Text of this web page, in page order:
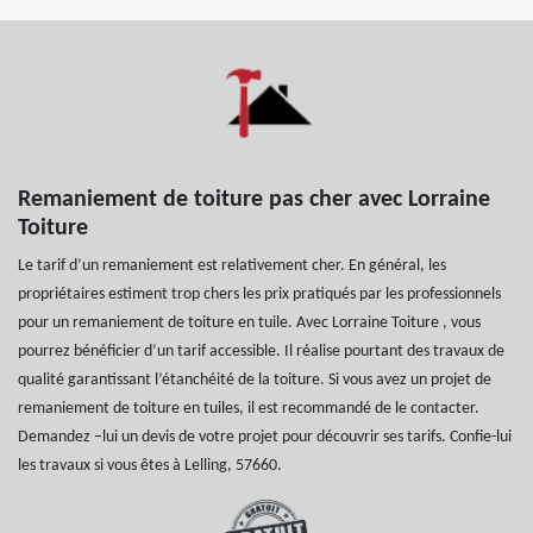
Remaniement de toiture pas cher avec Lorraine
Toiture
Le tarif d’un remaniement est relativement cher. En général, les
propriétaires estiment trop chers les prix pratiqués par les professionnels
pour un remaniement de toiture en tuile. Avec Lorraine Toiture , vous
pourrez bénéficier d’un tarif accessible. Il réalise pourtant des travaux de
qualité garantissant l’étanchéité de la toiture. Si vous avez un projet de
remaniement de toiture en tuiles, il est recommandé de le contacter.
Demandez –lui un devis de votre projet pour découvrir ses tarifs. Confie-lui
les travaux si vous êtes à Lelling, 57660.